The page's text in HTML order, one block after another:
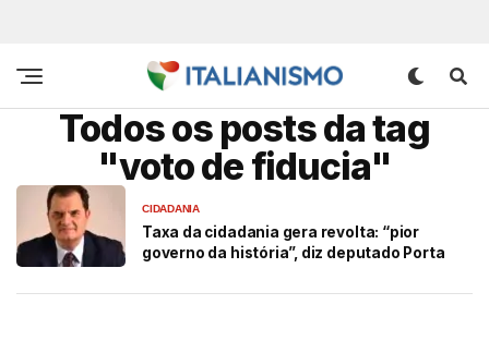
Todos os posts da tag
"voto de fiducia"
CIDADANIA
Taxa da cidadania gera revolta: “pior
governo da história”, diz deputado Porta